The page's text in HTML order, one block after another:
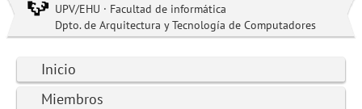
UPV/EHU · Facultad de informática
Dpto. de Arquitectura y Tecnología de Computadores
Inicio
Miembros